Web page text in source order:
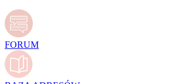
FORUM